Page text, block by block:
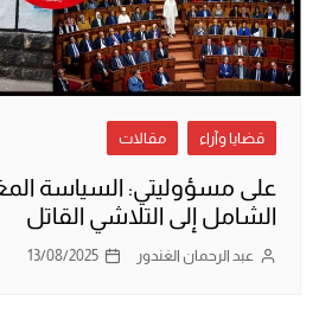
قضايا وآراء مقالات
على مسؤوليتي: السياسة
الشامل إلى التلاشي القاتل
عبد الرحمان الغندور 13/08/2025